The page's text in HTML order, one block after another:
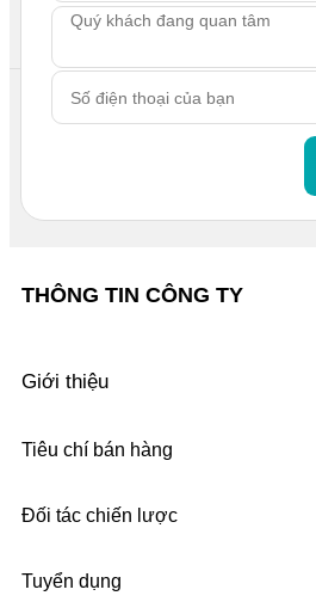
THÔNG TIN CÔNG TY
Giới thiệu
Tiêu chí bán hàng
Đối tác chiến lược
Tuyển dụng